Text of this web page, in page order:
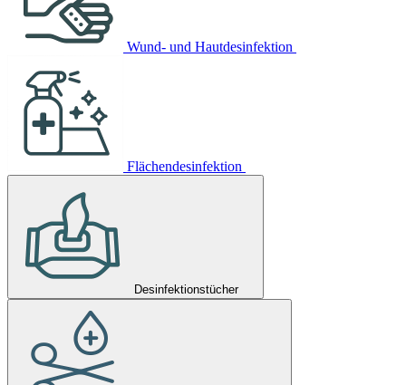
Wund- und Hautdesinfektion
Flächendesinfektion
Desinfektionstücher